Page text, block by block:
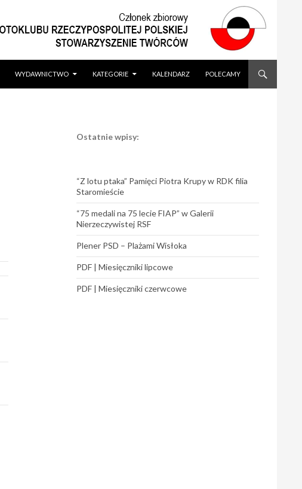
WYDAWNICTWO KATEGORIE KALENDARZ POLECAMY
Ostatnie wpisy:
“Z lotu ptaka” Pamięci Piotra Krupy w RDK filia
Staromieście
“75 medali na 75 lecie FIAP” w Galerii
Nierzeczywistej RSF
Plener PSD – Plażami Wisłoka
PDF | Miesięczniki lipcowe
PDF | Miesięczniki czerwcowe